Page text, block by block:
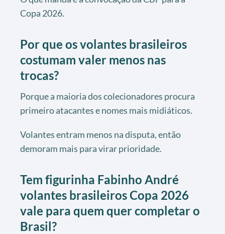
Copa 2026.
Por que os volantes brasileiros
costumam valer menos nas
trocas?
Porque a maioria dos colecionadores procura
primeiro atacantes e nomes mais midiáticos.
Volantes entram menos na disputa, então
demoram mais para virar prioridade.
Tem figurinha Fabinho André
volantes brasileiros Copa 2026
vale para quem quer completar o
Brasil?